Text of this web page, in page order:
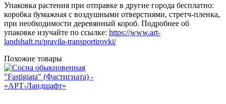
Упаковка растения при отправке в другие города бесплатно:
коробка бумажная с воздушными отверстиями, стретч-пленка,
при необходимости деревянный короб. Подробнее об
упаковке изучайте по ссылке: https://www.art-
landshaft.ru/pravila-transportirovki/
Похожие товары